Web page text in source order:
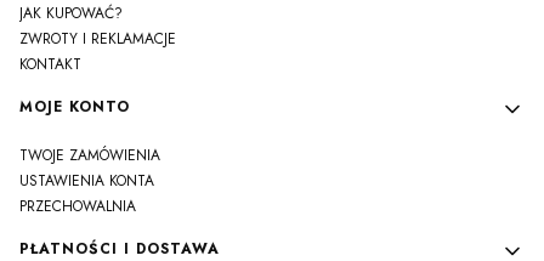
JAK KUPOWAĆ?
ZWROTY I REKLAMACJE
KONTAKT
MOJE KONTO
TWOJE ZAMÓWIENIA
USTAWIENIA KONTA
PRZECHOWALNIA
PŁATNOŚCI I DOSTAWA